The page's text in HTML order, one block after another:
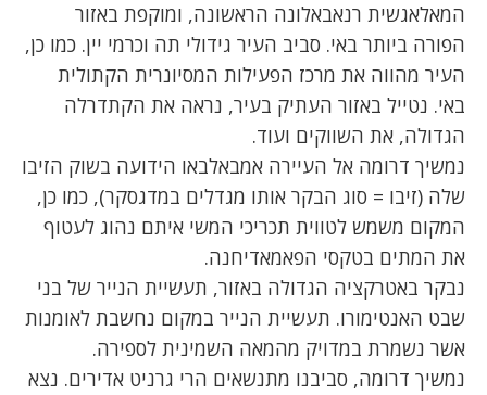
המאלאגשית רנאבאלונה הראשונה, ומוקפת באזור
הפורה ביותר באי. סביב העיר גידולי תה וכרמי יין. כמו כן,
העיר מהווה את מרכז הפעילות המסיונרית הקתולית
באי. נטייל באזור העתיק בעיר, נראה את הקתדרלה
הגדולה, את השווקים ועוד.
נמשיך דרומה אל העיירה אמבאלבאו הידועה בשוק הזיבו
שלה (זיבו = סוג הבקר אותו מגדלים במדגסקר), כמו כן,
המקום משמש לטווית תכריכי המשי איתם נהוג לעטוף
את המתים בטקסי הפאמאדיחנה.
נבקר באטרקציה הגדולה באזור, תעשיית הנייר של בני
שבט האנטימורו. תעשיית הנייר במקום נחשבת לאומנות
אשר נשמרת במדויק מהמאה השמינית לספירה.
נמשיך דרומה, סביבנו מתנשאים הרי גרניט אדירים. נצא